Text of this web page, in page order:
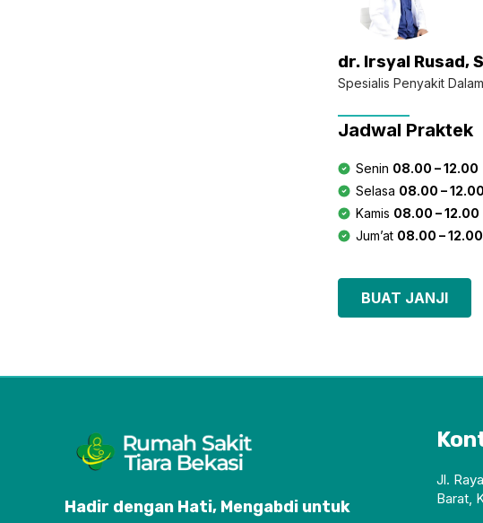
dr. Irsyal Rusad,
Spesialis Penyakit Dalam
Jadwal Praktek
Senin 08.00 – 12.00
Selasa 08.00 – 12.00
Kamis 08.00 – 12.00
Jum’at 08.00 – 12.00
BUAT JANJI
Hadir dengan Hati, Mengabdi untuk
Jl.
Barat,